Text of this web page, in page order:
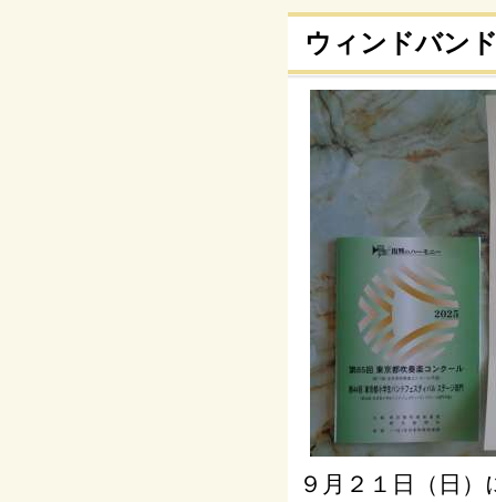
ウィンドバン
９月２１日（日